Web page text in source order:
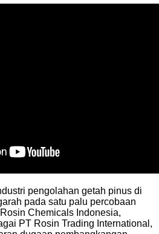
pengolahan getah pinus di
pada satu palu percobaan
Chemicals Indonesia,
PT Rosin Trading International,